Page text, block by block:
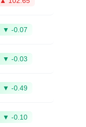
▼ -0.07
▼ -0.03
▼ -0.49
▼ -0.10